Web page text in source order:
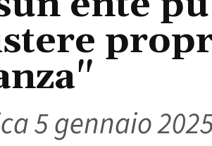
5 gennaio